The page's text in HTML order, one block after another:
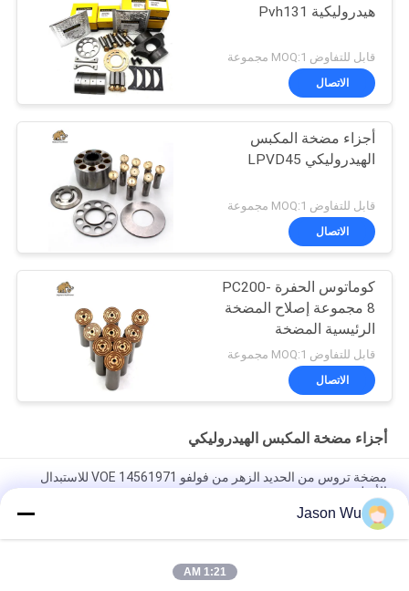
هيدروليكية Pvh131
قابل للتفاوض MOQ:1 مجموعة
الاتصال
أجزاء مضخة المكبس
الهيدروليكي LPVD45
قابل للتفاوض MOQ:1 مجموعة
الاتصال
كوماتوس الحفرة PC200-
8 مجموعة إصلاح المضخة
الرئيسية المضخة
الهيدروليكية جزء مضخة
البستون صيانة خدمات
إصلاح
قابل للتفاوض MOQ:1 مجموعة
الاتصال
أجزاء مضخة المكبس الهيدروليكي
مضخة تروس من الحديد الزهر من فولفو VOE 14561971 للاستبدال
الأصلي
الأصلي
Jason Wu
1:21 AM